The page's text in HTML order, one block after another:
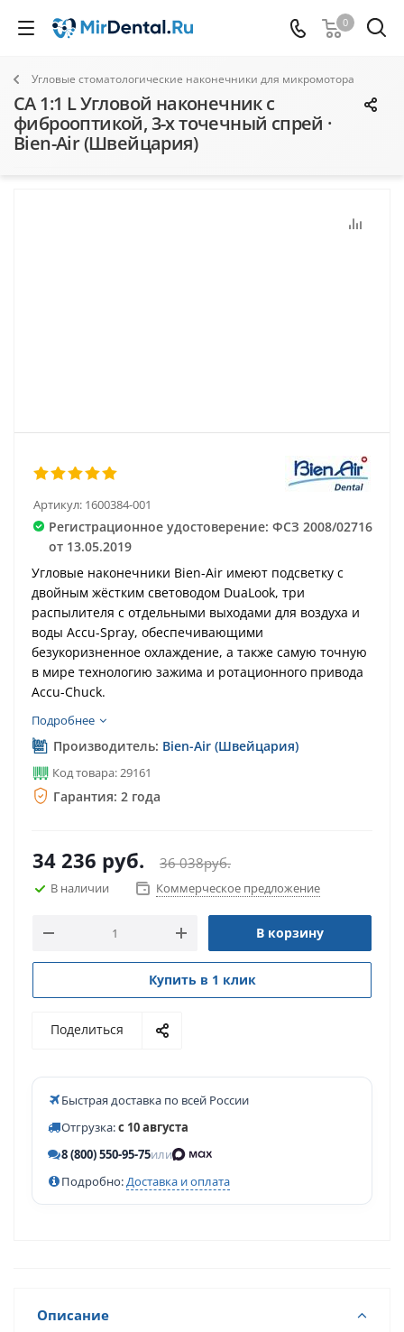
0
Угловые стоматологические наконечники для микромотора
СА 1:1 L Угловой наконечник с
фиброоптикой, 3-х точечный спрей ·
Bien-Air (Швейцария)
Артикул: 1600384-001
Регистрационное удостоверение: ФСЗ 2008/02716
от 13.05.2019
Угловые наконечники Bien-Air имеют подсветку с
двойным жёстким световодом DuaLook, три
распылителя с отдельными выходами для воздуха и
воды Accu-Spray, обеспечивающими
безукоризненное охлаждение, а также самую точную
в мире технологию зажима и ротационного привода
Accu-Chuck.
Подробнее
Производитель: Bien-Air (Швейцария)
Код товара: 29161
Гарантия: 2 года
34 236 руб. 36 038руб.
В наличии Коммерческое предложение
В корзину
Купить в 1 клик
Поделиться
Быстрая доставка по всей России
Отгрузка:с 10 августа
8 (800) 550-95-75или
Подробно:Доставка и оплата
Описание